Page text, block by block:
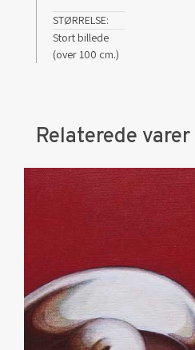
STØRRELSE
Stort billede
(over 100 cm.)
Relaterede varer